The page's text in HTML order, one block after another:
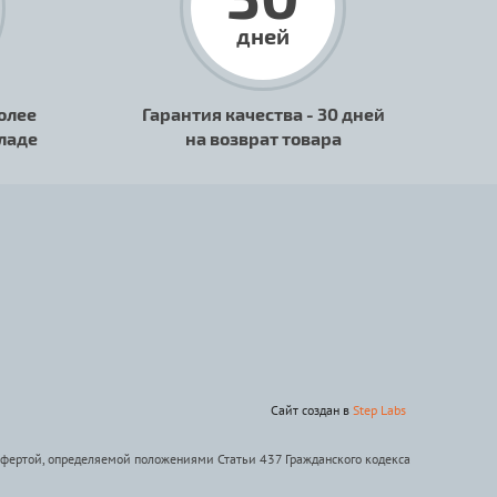
дней
Гарантия качества - 30 дней
на возврат товара
Сайт создан в Step Labs
определяемой положениями Статьи 437 Гражданского кодекса